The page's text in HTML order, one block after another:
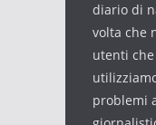
diario di
volta che
utenti
problemi